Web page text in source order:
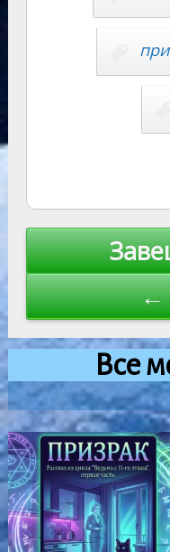
Навигация
по
записям
←
Все